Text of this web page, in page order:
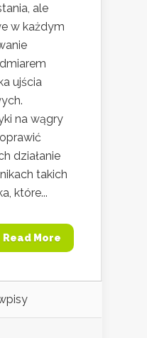
ale
w każdym
ujścia
na wągry
działanie
takich
które...
Read More